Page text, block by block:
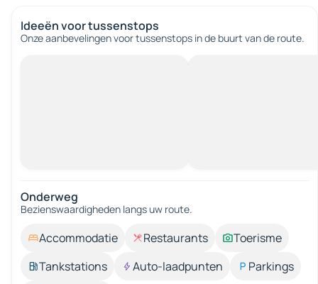
Ideeën voor tussenstops
Onze aanbevelingen voor tussenstops in de buurt van de route.
Onderweg
Bezienswaardigheden langs uw route.
Accommodatie Restaurants
Toerisme
Tankstations
Auto-laadpunten
Parkings